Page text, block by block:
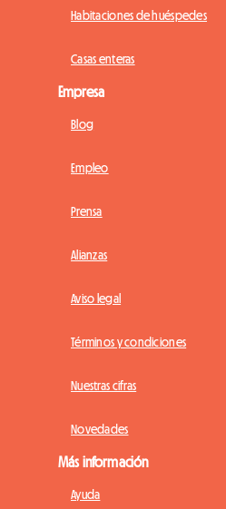
Habitaciones de huéspedes
Casas enteras
Empresa
Blog
Empleo
Prensa
Alianzas
Aviso legal
Términos y condiciones
Nuestras cifras
Novedades
Más información
Ayuda